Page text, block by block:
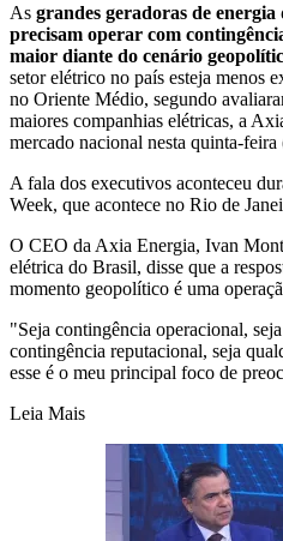
As grandes geradoras de
precisam operar com
maior diante do cenário
setor elétrico no país esteja menos
no Oriente Médio, segundo
maiores companhias elétricas, a
mercado nacional nesta quinta-feira
A fala dos executivos aconteceu
Week, que acontece no Rio de
O CEO da Axia Energia, Ivan
elétrica do Brasil, disse que a
momento geopolítico é uma
"Seja contingência operacional,
contingência reputacional, seja
esse é o meu principal foco de
Leia Mais